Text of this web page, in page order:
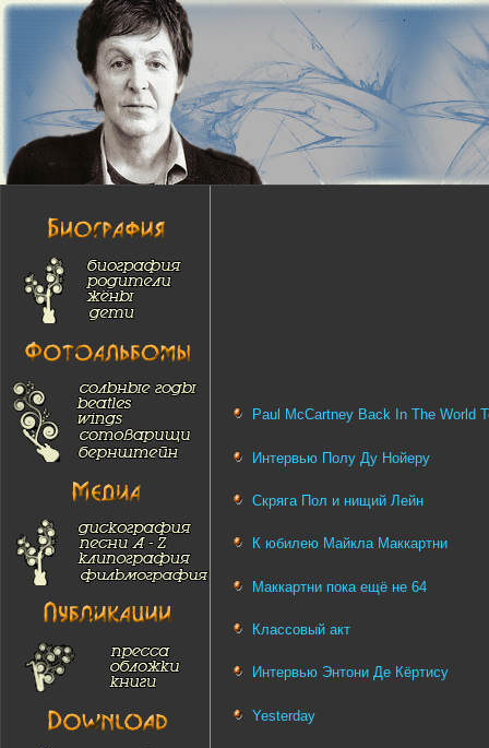
Paul McCartney Back In The World
Интервью Полу Ду Нойеру
Скряга Пол и нищий Лейн
К юбилею Майкла Маккартни
Маккартни пока ещё не 64
Классовый акт
Интервью Энтони Де Кёртису
Yesterday